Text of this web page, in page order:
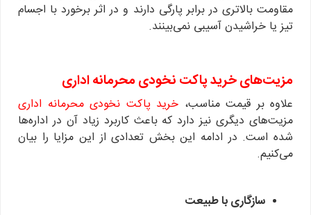
مقاومت بالاتری در برابر پارگی دارند و در اثر برخورد با اجسام
تیز یا خراشیدن آسیبی نمی‌بینند.
مزیت‌های خرید پاکت نخودی محرمانه اداری
علاوه بر قیمت مناسب، خرید پاکت نخودی محرمانه اداری
مزیت‌های دیگری نیز دارد که باعث کاربرد زیاد آن در اداره‌ها
شده است. در ادامه این بخش تعدادی از این مزایا را بیان
می‌کنیم.
سازگاری با طبیعت